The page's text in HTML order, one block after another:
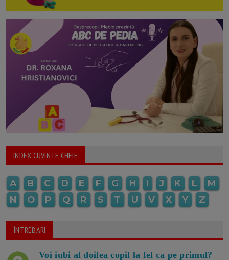
INDEX CUVINTE CHEIE
A B C D E F G H I J K L
M
N
O P Q R S T U V X Y Z
ÎNTREBARI
Voi iubi al doilea copil la fel ca pe primul?